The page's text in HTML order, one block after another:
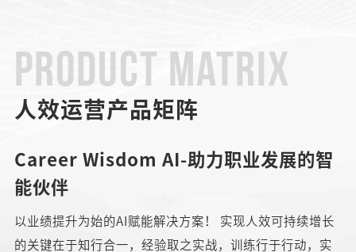
PRODUCT MATRIX
人效运营产品矩阵
Career Wisdom AI-助力职业发展的智
能伙伴
以业绩提升为始的AI赋能解决方案！ 实现人效可持续增长
的关键在于知行合一，经验取之实战，训练行于行动，实